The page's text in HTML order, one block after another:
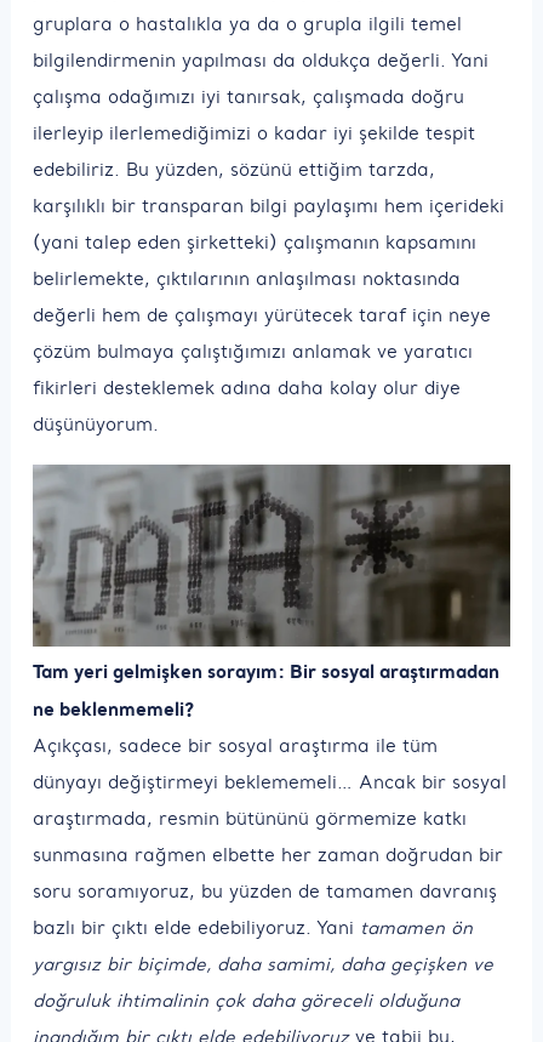
gruplara o hastalıkla ya da o grupla ilgili temel
bilgilendirmenin yapılması da oldukça değerli. Yani
çalışma odağımızı iyi tanırsak, çalışmada doğru
ilerleyip ilerlemediğimizi o kadar iyi şekilde tespit
edebiliriz. Bu yüzden, sözünü ettiğim tarzda,
karşılıklı bir transparan bilgi paylaşımı hem içerideki
(yani talep eden şirketteki) çalışmanın kapsamını
belirlemekte, çıktılarının anlaşılması noktasında
değerli hem de çalışmayı yürütecek taraf için neye
çözüm bulmaya çalıştığımızı anlamak ve yaratıcı
fikirleri desteklemek adına daha kolay olur diye
düşünüyorum.
Tam yeri gelmişken sorayım: Bir sosyal araştırmadan
ne beklenmemeli?
Açıkçası, sadece bir sosyal araştırma ile tüm
dünyayı değiştirmeyi beklememeli… Ancak bir sosyal
araştırmada, resmin bütününü görmemize katkı
sunmasına rağmen elbette her zaman doğrudan bir
soru soramıyoruz, bu yüzden de tamamen davranış
bazlı bir çıktı elde edebiliyoruz. Yani tamamen ön
yargısız bir biçimde, daha samimi, daha geçişken ve
doğruluk ihtimalinin çok daha göreceli olduğuna
inandığım bir çıktı elde edebiliyoruzve tabii bu,